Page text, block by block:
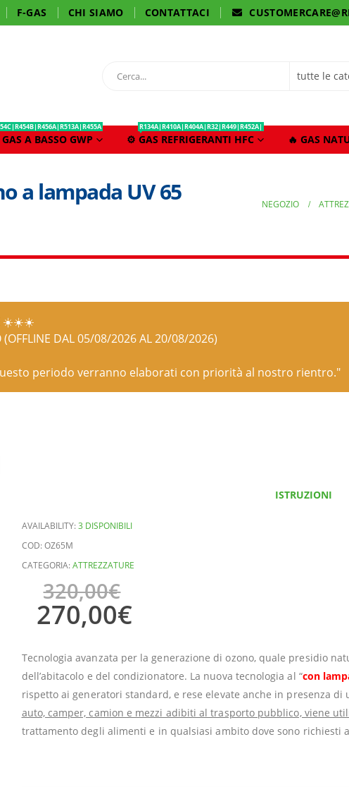
F-GAS CHI SIAMO CONTATTACI
A BASSO GWP ⚙️ GAS REFRIGERANTI HFC
R134A|R410A|R404A|R32|R449|R452A|
🔥 GAS
a lampada UV 65
NEGOZIO
☀️☀️☀️
(OFFLINE DAL 05/08/2026 AL 20/08/2026)
periodo verranno elaborati con priorità al nostro rientro."
ISTRUZIONI
AVAILABILITY:3 DISPONIBILI
COD:OZ65M
CATEGORIA:ATTREZZATURE
320,00€
270,00€
Tecnologia avanzata per la generazione di ozono, quale presidio
dell’abitacolo e del condizionatore. La nuova tecnologia al “con
rispetto ai generatori standard, e rese elevate anche in presenza
auto, camper, camion e mezzi adibiti al trasporto pubblico, viene
trattamento degli alimenti e in qualsiasi ambito dove sono richiesti